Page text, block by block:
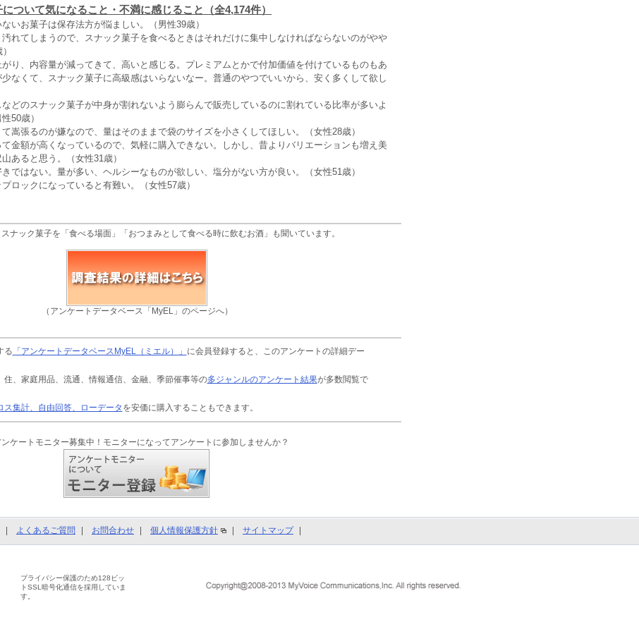
ついて気になること・不満に感じること（全4,174件）
ないお菓子は保存法方が悩ましい。（男性39歳）
汚れてしまうので、スナック菓子を食べるときはそれだけに集中しなければならないのがやや
がり、内容量が減ってきて、高いと感じる。プレミアムとかで付加価値を付けているものもあ
なくて、スナック菓子に高級感はいらないなー。普通のやつでいいから、安く多くして欲し
などのスナック菓子が中身が割れないよう膨らんで販売しているのに割れている比率が多いよ
50歳）
て嵩張るのが嫌なので、量はそのままで袋のサイズを小さくしてほしい。（女性28歳）
て金額が高くなっているので、気軽に購入できない。しかし、昔よりバリエーションも増え美
あると思う。（女性31歳）
きではない。量が多い、ヘルシーなものが欲しい、塩分がない方が良い。（女性51歳）
ロックになっていると有難い。（女性57歳）
ナック菓子を「食べる場面」「おつまみとして食べる時に飲むお酒」も聞いています。
（アンケートデータベース「MyEL」のページへ）
る 「アンケートデータベースMyEL（ミエル）」 に会員登録すると、このアンケートの詳細デー
住、家庭用品、流通、情報通信、金融、季節催事等の多ジャンルのアンケート結果が多数閲覧で
ス集計、自由回答、ローデータ を安価に購入することもできます。
ケートモニター募集中！モニターになってアンケートに参加しませんか？
よくあるご質問 お問合わせ 個人情報保護方針 サイトマップ
プライバシー保護のため128ビッ
トSSL暗号化通信を採用していま
す。